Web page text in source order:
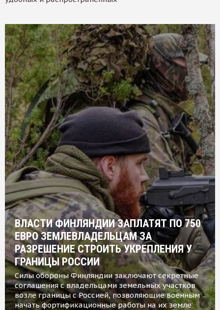
ВЛАСТИ ФИНЛЯНДИИ ЗАПЛАТЯТ ПО 750
ЕВРО ЗЕМЛЕВЛАДЕЛЬЦАМ ЗА
РАЗРЕШЕНИЕ СТРОИТЬ УКРЕПЛЕНИЯ У
ГРАНИЦЫ РОССИИ
Силы обороны Финляндии заключают секретные
соглашения с владельцами земельных участков
возле границы с Россией, позволяющие военным
начать фортификационные работы на их земле